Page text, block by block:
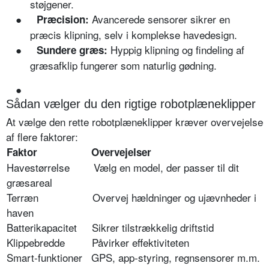
støjgener.
● Præcision: Avancerede sensorer sikrer en
præcis klipning, selv i komplekse havedesign.
● Sundere græs: Hyppig klipning og findeling af
græsafklip fungerer som naturlig gødning.
●
Sådan vælger du den rigtige robotplæneklipper
At vælge den rette robotplæneklipper kræver overvejelse
af flere faktorer:
Faktor Overvejelser
Havestørrelse Vælg en model, der passer til dit
græsareal
Terræn Overvej hældninger og ujævnheder i
haven
Batterikapacitet Sikrer tilstrækkelig driftstid
Klippebredde Påvirker effektiviteten
Smart-funktioner GPS, app-styring, regnsensorer m.m.